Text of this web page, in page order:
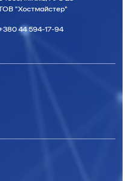
"Хостмайстер"
44 594-17-94